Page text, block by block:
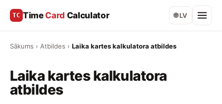
TC Time Card Calculator 🌐 LV
Sākums › Atbildes › Laika kartes kalkulatora atbildes
Laika kartes kalkulatora
atbildes